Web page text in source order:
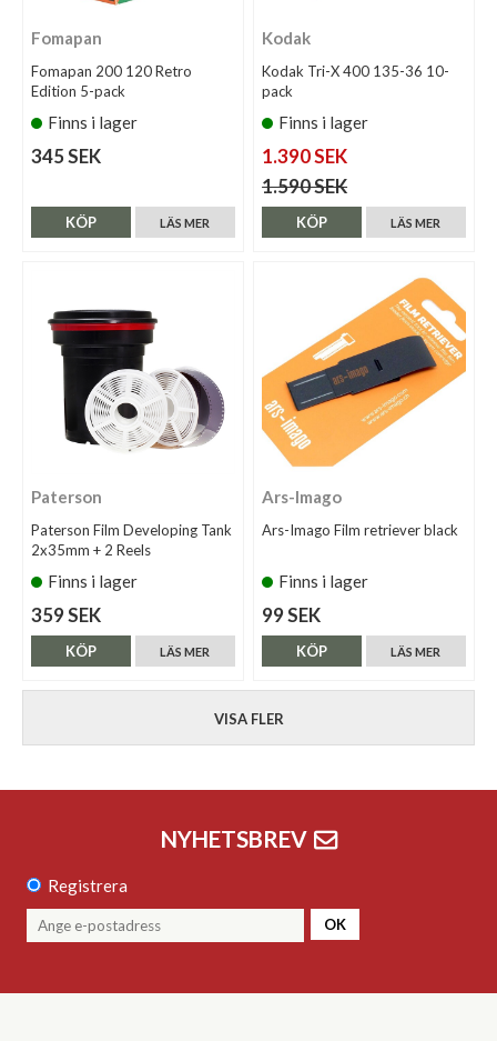
Fomapan
Fomapan 200 120 Retro
Edition 5-pack
Finns i lager
345 SEK
LÄS MER
KÖP
Kodak
Kodak Tri-X 400 135-36 10-
pack
Finns i lager
1.390 SEK
1.590 SEK
LÄS MER
KÖP
Paterson
Paterson Film Developing Tank
2x35mm + 2 Reels
Finns i lager
359 SEK
LÄS MER
KÖP
Ars-Imago
Ars-Imago Film retriever black
Finns i lager
99 SEK
LÄS MER
KÖP
VISA FLER
NYHETSBREV
Registrera
OK